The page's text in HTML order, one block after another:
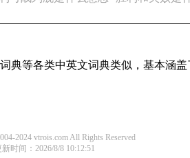
典等各类中英文词典类似，基本涵
2024 vtrois.com All Rights Reserved
新时间：2026/8/8 10:12:51